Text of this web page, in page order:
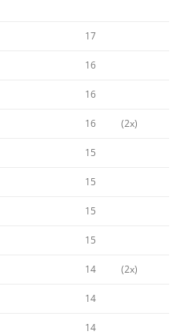
17
16
16
16 (2x)
15
15
15
15
14 (2x)
14
14